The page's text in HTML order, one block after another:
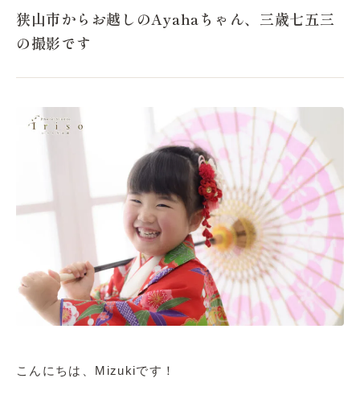
狭山市からお越しのAyahaちゃん、三歳七五三
の撮影です
こんにちは、Mizukiです！